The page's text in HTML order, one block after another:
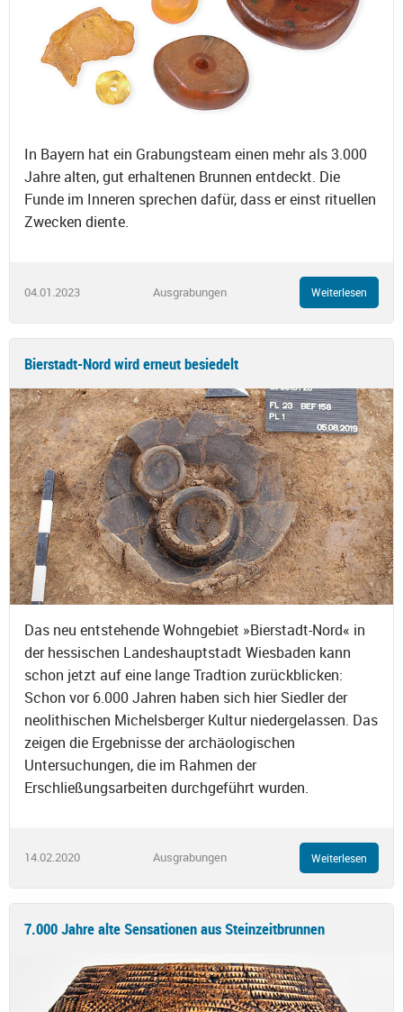
In Bayern hat ein Grabungsteam einen mehr als 3.000
Jahre alten, gut erhaltenen Brunnen entdeckt. Die
Funde im Inneren sprechen dafür, dass er einst rituellen
Zwecken diente.
04.01.2023 Ausgrabungen Weiterlesen
Bierstadt-Nord wird erneut besiedelt
Das neu entstehende Wohngebiet »Bierstadt-Nord« in
der hessischen Landeshauptstadt Wiesbaden kann
schon jetzt auf eine lange Tradtion zurückblicken:
Schon vor 6.000 Jahren haben sich hier Siedler der
neolithischen Michelsberger Kultur niedergelassen. Das
zeigen die Ergebnisse der archäologischen
Untersuchungen, die im Rahmen der
Erschließungsarbeiten durchgeführt wurden.
14.02.2020 Ausgrabungen Weiterlesen
7.000 Jahre alte Sensationen aus Steinzeitbrunnen